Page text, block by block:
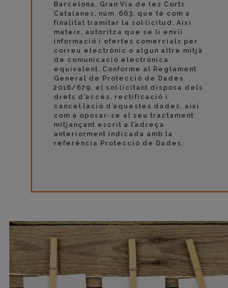
Barcelona, Gran Via de les Corts
Catalanes, núm. 663, que té com a
finalitat tramitar la sol·licitud. Així
mateix, autoritza que se li enviï
informació i ofertes comercials per
correu electrònic o algun altre mitjà
de comunicació electrònica
equivalent. Conforme al Reglament
General de Protecció de Dades
2016/679, el sol·licitant disposa dels
drets d’accés, rectificació i
cancel·lació d’aquestes dades, així
com a oposar-se al seu tractament
mitjançant escrit a l’adreça
anteriorment indicada amb la
referència Protecció de Dades.